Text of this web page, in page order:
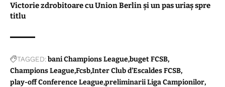
Victorie zdrobitoare cu Union Berlin și un pas uriaș spre
titlu
TAGGED:bani Champions Leaguebuget FCSB
Champions LeagueFcsbInter Club d’Escaldes FCSB
play-off Conference Leaguepreliminarii Liga Campionilor